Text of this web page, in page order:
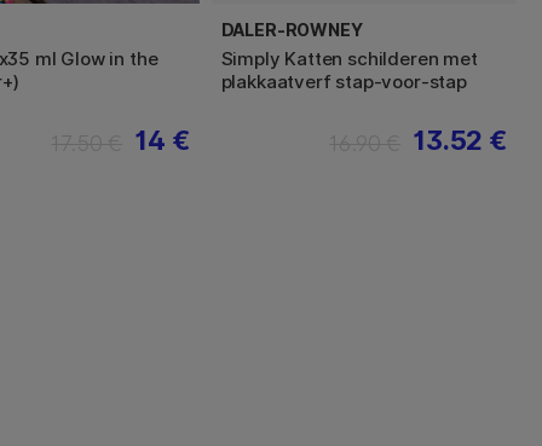
ml Glow in the
14 €
DALER-ROWNEY
Simply Katten schilderen met
plakkaatverf stap-voor-stap
13.52 €